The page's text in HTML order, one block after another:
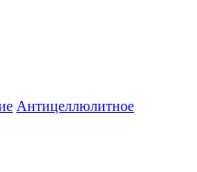
Антицеллюлитное